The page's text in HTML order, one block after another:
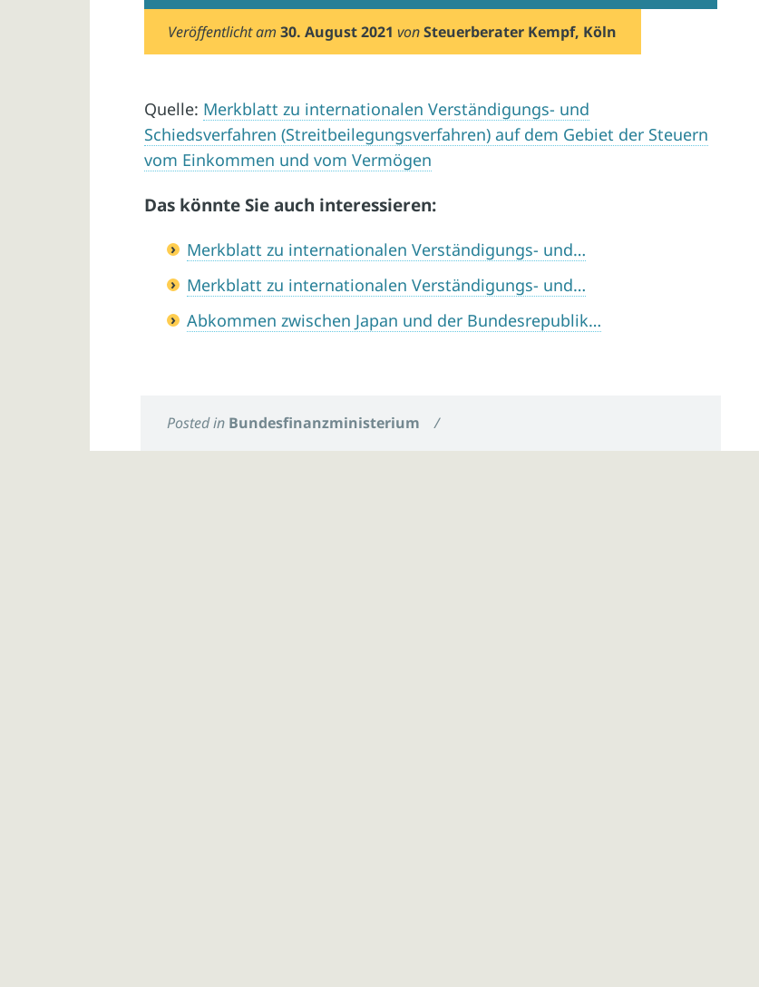
Veröffentlicht am30. August 2021 vonSteuerberater Kempf, Köln
Quelle: Merkblatt zu internationalen Verständigungs- und
Schiedsverfahren (Streitbeilegungsverfahren) auf dem Gebiet der Steuern
vom Einkommen und vom Vermögen
Das könnte Sie auch interessieren:
Merkblatt zu internationalen Verständigungs- und…
Merkblatt zu internationalen Verständigungs- und…
Abkommen zwischen Japan und der Bundesrepublik…
Posted in Bundesfinanzministerium /